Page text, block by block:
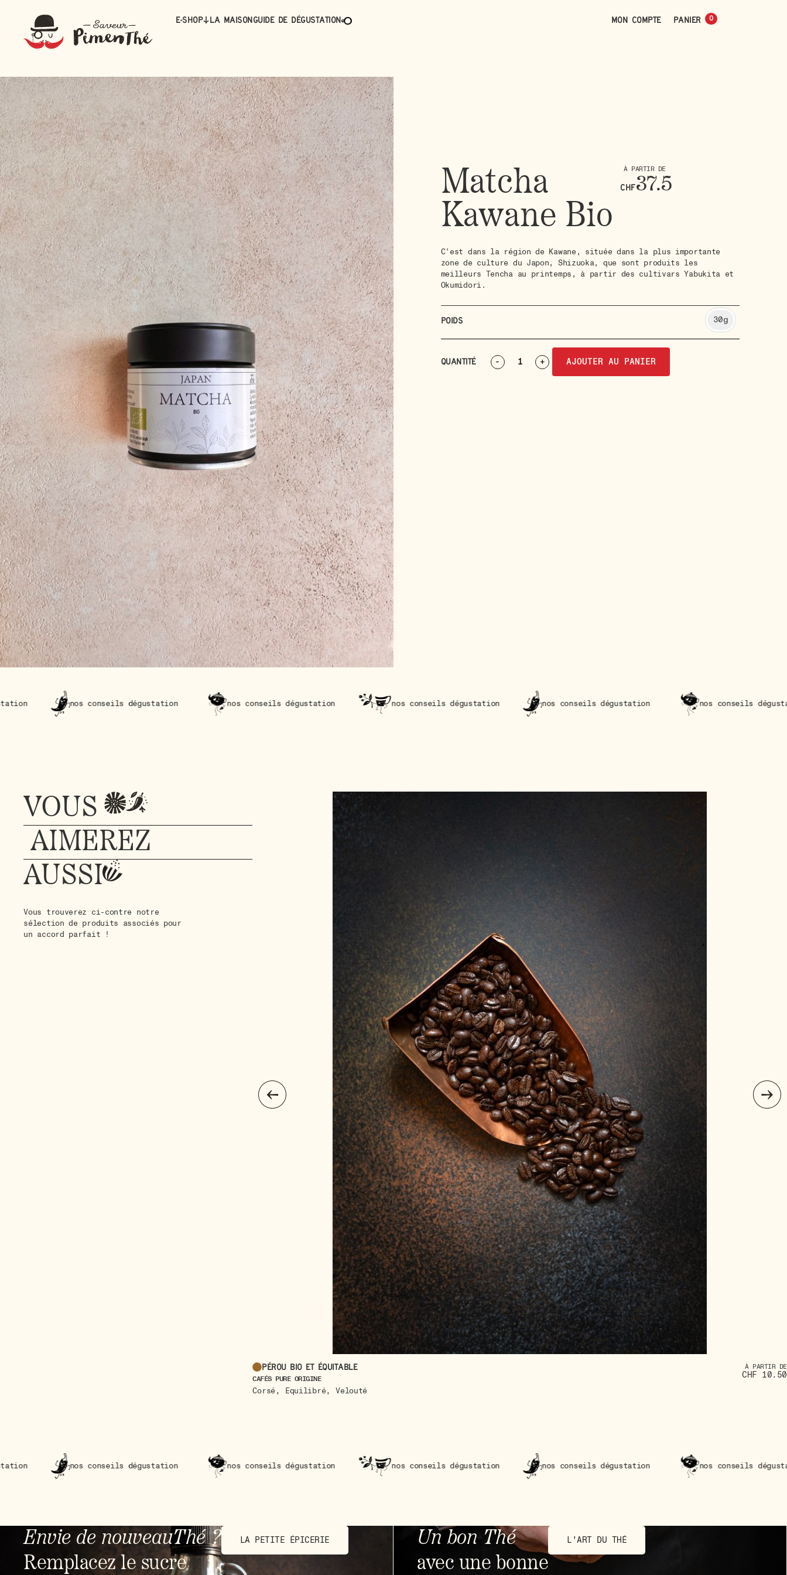
E-Shop La maisonGuide de dégustation Mon compte 0
0
Matcha
Kawane Bio
À PARTIR DE
CHF37.5
C’est dans la région de Kawane, située dans la plus importante
zone de culture du Japon, Shizuoka, que sont produits les
meilleurs Tencha au printemps, à partir des cultivars Yabukita et
Okumidori.
POIDS 30g
QUANTITÉ - + AJOUTER AU PANIER
nos conseils dégustation nos conseils dégustation nos conseils dégustation nos conseils dégustation nos conseils dégustation
VOUS
AIMEREZ
AUSSI
Vous trouverez ci-contre notre
sélection de produits associés pour
un accord parfait !
Pérou bio et équitable
CAFÉS PURE ORIGINE
Corsé , Equilibré, Velouté
À PARTIR DE
CHF 10.50
nos conseils dégustation nos conseils dégustation nos conseils dégustation nos conseils dégustation nos conseils dégustation
Envie de nouveauThé ?
Remplacez le sucre
LA PETITE ÉPICERIE
Un bon Thé
avec une bonne
L'ART DU THÉ